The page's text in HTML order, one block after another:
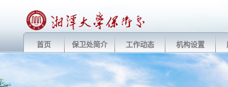
首页 保卫处简介 工作动态 机构设置